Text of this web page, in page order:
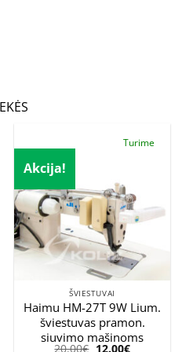
Akcija!
Turime
ŠVIESTUVAI
Haimu HM-27T 9W Lium.
šviestuvas pramon.
siuvimo mašinoms
20.00€ Original
12.00€Current